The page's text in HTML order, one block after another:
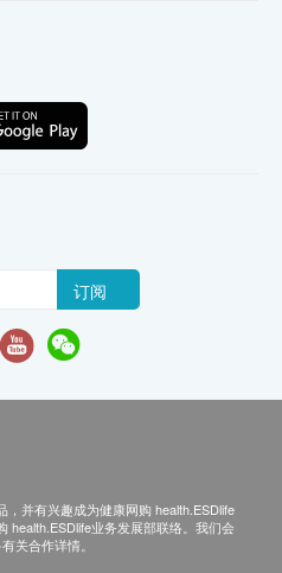
订阅
并有兴趣成为健康网购 health.ESDlife
health.ESDlife业务发展部联络。我们会
关合作详情。